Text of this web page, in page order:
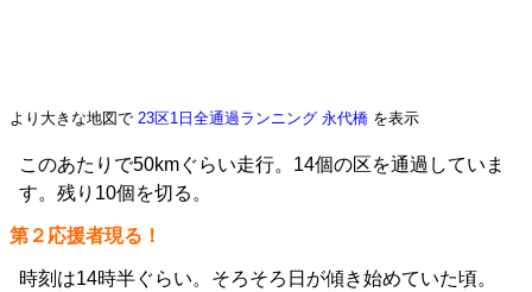
より大きな地図で 23区1日全通過ランニング 永代橋 を表示
このあたりで50kmぐらい走行。14個の区を通過していま
す。残り10個を切る。
第２応援者現る！
時刻は14時半ぐらい。そろそろ日が傾き始めていた頃。